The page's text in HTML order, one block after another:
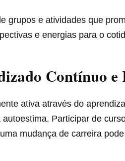
grupos e atividades que
e energias para o
Contínuo e
ativa através do
autoestima. Participar de
mudança de carreira